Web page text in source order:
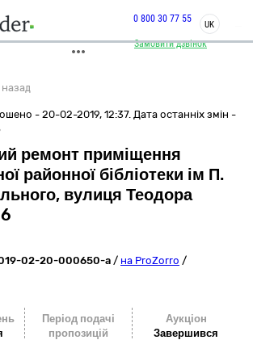
Замовити дзвінок
0 800 30 77 55
UK
- 20-02-2019, 12:37. Дата останніх змін -
ремонт приміщення
районної бібліотеки ім П.
вулиця Теодора
02-20-000650-a / на ProZorro /
Період подачі
пропозицій
Аукціон
Завершився